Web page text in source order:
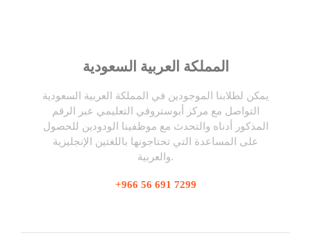
المملكة العربية السعودية
يمكن لطلابنا الموجودين في المملكة العربية السعودية
التواصل مع مركز أبوستروفي التعليمي عبر الرقم
المذكور أدناه والتحدث مع موظفينا الودودين للحصول
على المساعدة التي تحتاجونها باللغتين الإنجليزية
والعربية.
+966 56 691 7299